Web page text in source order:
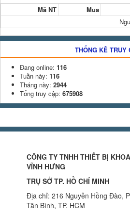
Mã NT Mua
THỐNG KÊ TRUY
Đang online: 116
Tuần này: 116
Tháng này: 2944
Tổng truy cập: 675908
CÔNG TY TNHH THIẾT BỊ
VĨNH HƯNG
TRỤ SỞ TP. HỒ CHÍ MINH
Địa chỉ: 216 Nguyễn Hồng Đào,
Tân Bình, TP. HCM